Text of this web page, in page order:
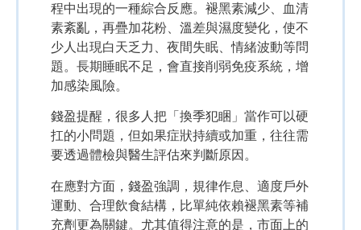
程中出現的一種綜合反應。褪黑素減少、血清
素紊亂，再疊加花粉、溫差與濕度變化，使不
少人出現白天乏力、夜間失眠、情緒波動等問
題。長期睡眠不足，會直接削弱免疫系統，增
加感染風險。
錢盈提醒，很多人把「換季犯睏」當作可以硬
扛的小問題，但如果症狀持續或加重，往往需
要透過體檢與醫生評估來判斷原因。
在應對方面，錢盈強調，規律作息、適度戶外
運動、合理飲食結構，比單純依賴褪黑素等補
充劑更為關鍵。尤其值得注意的是，市面上的